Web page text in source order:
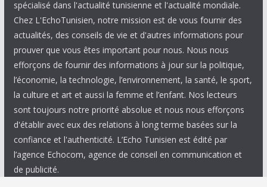
spécialisé dans l'actualité tunisienne et l'actualité mondiale.
Chez L'EchoTunisien, notre mission est de vous fournir des
actualités, des conseils de vie et d'autres informations pour
prouver que vous êtes important pour nous. Nous nous
efforçons de fournir des informations à jour sur la politique,
l’économie, la technologie, l’environnement, la santé, le sport,
la culture et art et aussi la femme et l’enfant. Nos lecteurs
sont toujours notre priorité absolue et nous nous efforçons
d'établir avec eux des relations à long terme basées sur la
confiance et l'authenticité. L’Echo Tunisien est édité par
l’agence Echocom, agence de conseil en communication et
de publicité.